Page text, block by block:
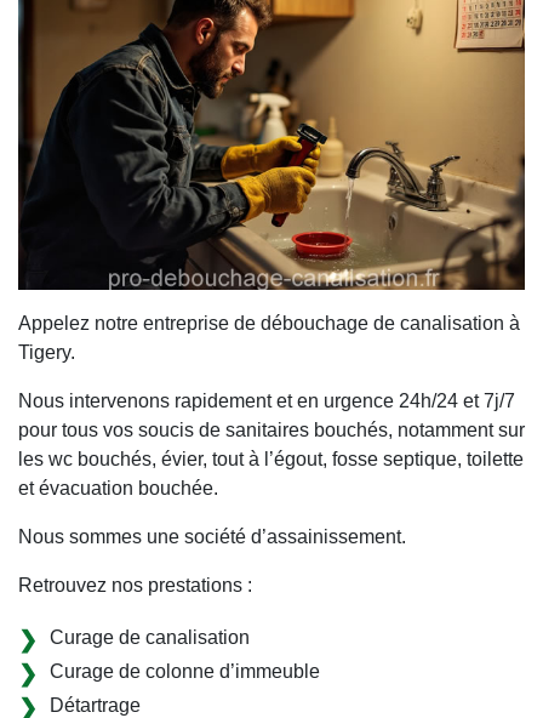
Appelez notre entreprise de débouchage de canalisation à
Tigery.
Nous intervenons rapidement et en urgence 24h/24 et 7j/7
pour tous vos soucis de sanitaires bouchés, notamment sur
les wc bouchés, évier, tout à l’égout, fosse septique, toilette
et évacuation bouchée.
Nous sommes une société d’assainissement.
Retrouvez nos prestations :
Curage de canalisation
Curage de colonne d’immeuble
Détartrage